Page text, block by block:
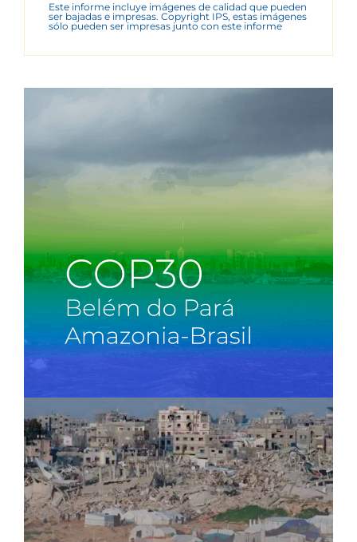
Este informe incluye imágenes de calidad que pueden
ser bajadas e impresas. Copyright IPS, estas imágenes
sólo pueden ser impresas junto con este informe